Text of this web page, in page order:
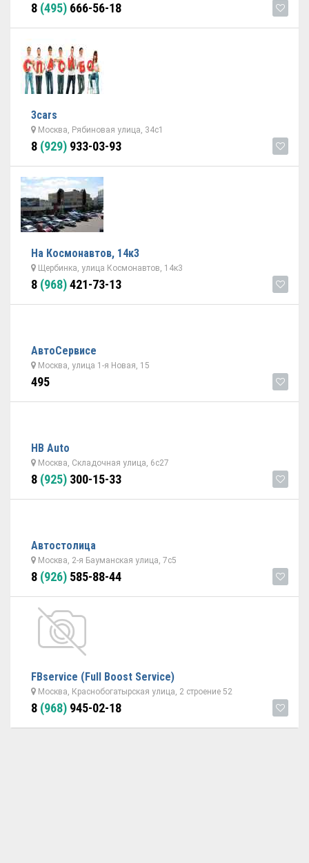
8 (495) 666-56-18
3cars
Москва, Рябиновая улица, 34с1
8 (929) 933-03-93
На Космонавтов, 14к3
Щербинка, улица Космонавтов, 14к3
8 (968)421-73-13
АвтоСервисе
Москва, улица 1-я Новая, 15
495
НВ Auto
Москва, Складочная улица, 6с27
8 (925) 300-15-33
Автостолица
Москва, 2-я Бауманская улица, 7с5
8 (926) 585-88-44
FBserviсe (Full Boost Service)
Москва, Краснобогатырская улица, 2 строение 52
8 (968) 945-02-18